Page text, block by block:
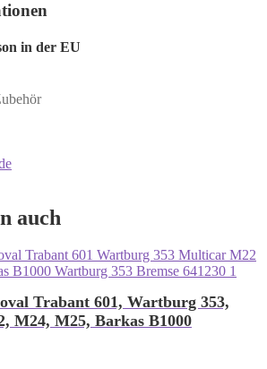
in der EU
auch
Trabant 601, Wartburg 353,
M24, M25, Barkas B1000